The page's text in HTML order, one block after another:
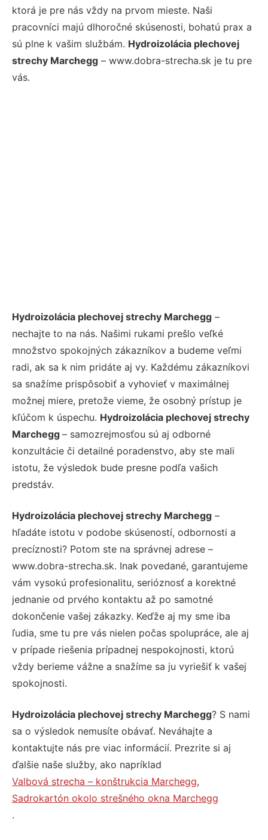
ktorá je pre nás vždy na prvom mieste. Naši
pracovníci majú dlhoročné skúsenosti, bohatú prax a
sú plne k vašim službám. Hydroizolácia plechovej
strechy Marchegg – www.dobra-strecha.sk je tu pre
vás.
Hydroizolácia plechovej strechy Marchegg –
nechajte to na nás. Našimi rukami prešlo veľké
množstvo spokojných zákazníkov a budeme veľmi
radi, ak sa k nim pridáte aj vy. Každému zákazníkovi
sa snažíme prispôsobiť a vyhovieť v maximálnej
možnej miere, pretože vieme, že osobný prístup je
kľúčom k úspechu. Hydroizolácia plechovej strechy
Marchegg – samozrejmosťou sú aj odborné
konzultácie či detailné poradenstvo, aby ste mali
istotu, že výsledok bude presne podľa vašich
predstáv.
Hydroizolácia plechovej strechy Marchegg –
hľadáte istotu v podobe skúseností, odbornosti a
precíznosti? Potom ste na správnej adrese –
www.dobra-strecha.sk. Inak povedané, garantujeme
vám vysokú profesionalitu, serióznosť a korektné
jednanie od prvého kontaktu až po samotné
dokončenie vašej zákazky. Keďže aj my sme iba
ľudia, sme tu pre vás nielen počas spolupráce, ale aj
v prípade riešenia prípadnej nespokojnosti, ktorú
vždy berieme vážne a snažíme sa ju vyriešiť k vašej
spokojnosti.
Hydroizolácia plechovej strechy Marchegg? S nami
sa o výsledok nemusíte obávať. Neváhajte a
kontaktujte nás pre viac informácií. Prezrite si aj
ďalšie naše služby, ako napríklad
Valbová strecha – konštrukcia Marchegg,
Sadrokartón okolo strešného okna Marchegg
.